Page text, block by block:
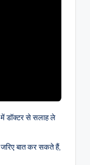
डॉक्टर से सलाह ले
बात कर सकते हैं,